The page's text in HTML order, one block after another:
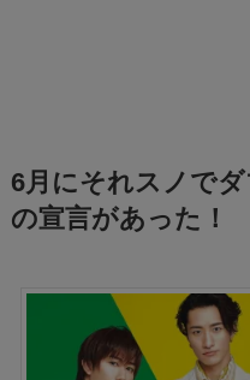
6月にそれスノで
の宣言があった！